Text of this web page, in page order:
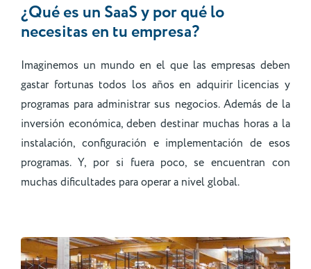
¿Qué es un SaaS y por qué lo
necesitas en tu empresa?
Imaginemos un mundo en el que las empresas deben
gastar fortunas todos los años en adquirir licencias y
programas para administrar sus negocios. Además de la
inversión económica, deben destinar muchas horas a la
instalación, configuración e implementación de esos
programas. Y, por si fuera poco, se encuentran con
muchas dificultades para operar a nivel global.